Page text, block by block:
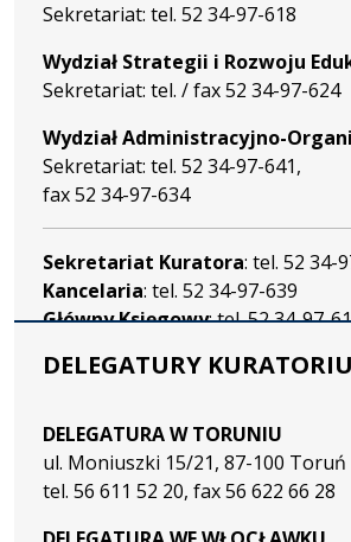
Sekretariat: tel. 52 34-97-618
Wydział Strategii i Rozwoju
Sekretariat: tel. / fax 52 34-97-624
Wydział Administracyjno-
Sekretariat: tel. 52 34-97-641,
fax 52 34-97-634
Sekretariat Kuratora: tel. 52 34-
Kancelaria: tel. 52 34-97-639
Główny Księgowy: tel. 52 34-97-
DELEGATURY
DELEGATURA W TORUNIU
ul. Moniuszki 15/21, 87-100 Toruń
tel. 56 611 52 20, fax 56 622 66 28